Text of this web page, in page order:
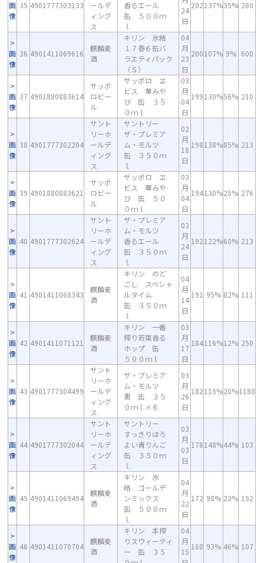
画
像
35 4901777303133
ールデ
ィング
ス
香るエール
缶 ５００ｍ
ｌ
24
日
202137%35% 280
画
像
36 4901411069616
麒麟麦
酒
キリン 氷結
１７春６缶バ
ラエティパック
（Ｓ）
04
月
23
日
200107% 9% 600
画
像
37 4901880883614
サッポ
ロビー
ル
サッポロ ヱ
ビス 華みや
び 缶 ３５
０ｍｌ
03
月
04
日
199130%56% 210
画
像
38 4901777302204
サント
リーホ
ールデ
ィング
ス
サントリー
ザ・プレミア
ム・モルツ
缶 ３５０ｍ
ｌ
02
月
18
日
198138%85% 213
画
像
39 4901880883621
サッポ
ロビー
ル
サッポロ ヱ
ビス 華みや
び 缶 ５０
０ｍｌ
03
月
04
日
194130%25% 276
画
像
40 4901777302624
サント
リーホ
ールデ
ィング
ス
ザ・プレミア
ム・モルツ
香るエール
缶 ３５０ｍ
ｌ
03
月
24
日
192122%60% 213
画
像
41 4901411068343
麒麟麦
酒
キリン のど
ごし スペシャ
ルタイム
缶 ３５０ｍ
ｌ
04
月
14
日
191 95% 82% 111
画
像
42 4901411071121
麒麟麦
酒
キリン 一番
搾り若葉香る
ホップ 缶
５００ｍｌ
03
月
17
日
184116%12% 250
画
像
43 4901777304499
サント
リーホ
ールデ
ィング
ス
ザ・プレミア
ム・モルツ
黒 缶 ３５
０ｍｌ×６
03
月
26
日
182115%20%1188
画
像
44 4901777302044
サント
リーホ
ールデ
ィング
ス
サントリー
すっきりほろ
よい青りんご
缶 ３５０ｍ
ｌ
03
月
03
日
178148%44% 103
画
像
45 4901411069494
麒麟麦
酒
キリン 氷
結 ゴールデ
ンミックス
缶 ５００ｍ
ｌ
04
月
22
日
172 98% 23% 152
画
像
46 4901411070704
麒麟麦
酒
キリン 本搾
りスウィーティ
ー 缶 ３５
04
月
15
168 93% 46% 107